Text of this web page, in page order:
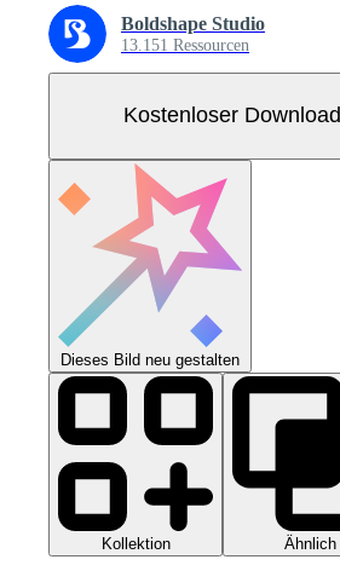
Boldshape Studio
13.151 Ressourcen
Kostenloser Download
Dieses Bild neu gestalten
Kollektion Ähnlich